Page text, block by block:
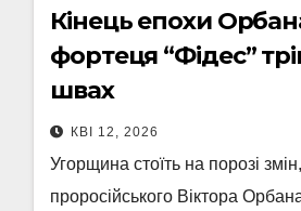
Кінець епохи
фортеця “Фідес”
швах
КВІ 12, 2026
Угорщина стоїть на порозі
проросійського Віктора